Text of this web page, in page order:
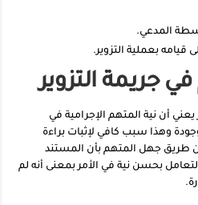
المدعي.
قيامه بعملية التزوير.
جريمة التزوير
يعني أن نية المتهم الإجرامية في
وهذا سبب كافي لإثبات براءة
طريق جهل المتهم بأن المستند
بحسن نية في الأمر بمعنى أنه لم